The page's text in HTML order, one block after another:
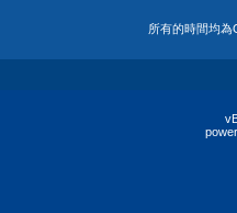
所有的時間均為